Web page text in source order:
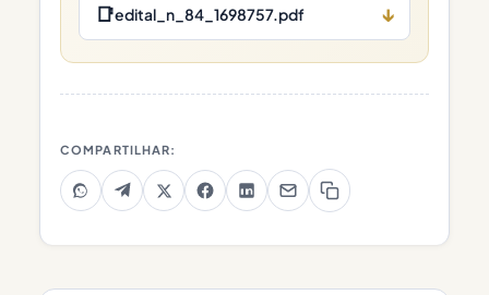
📑edital_n_84_1698757.pdf ↓
COMPARTILHAR: